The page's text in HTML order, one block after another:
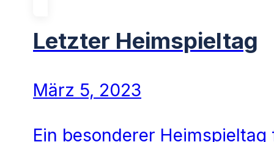
Letzter Heimspieltag
März 5, 2023
Ein besonderer Heimspieltag